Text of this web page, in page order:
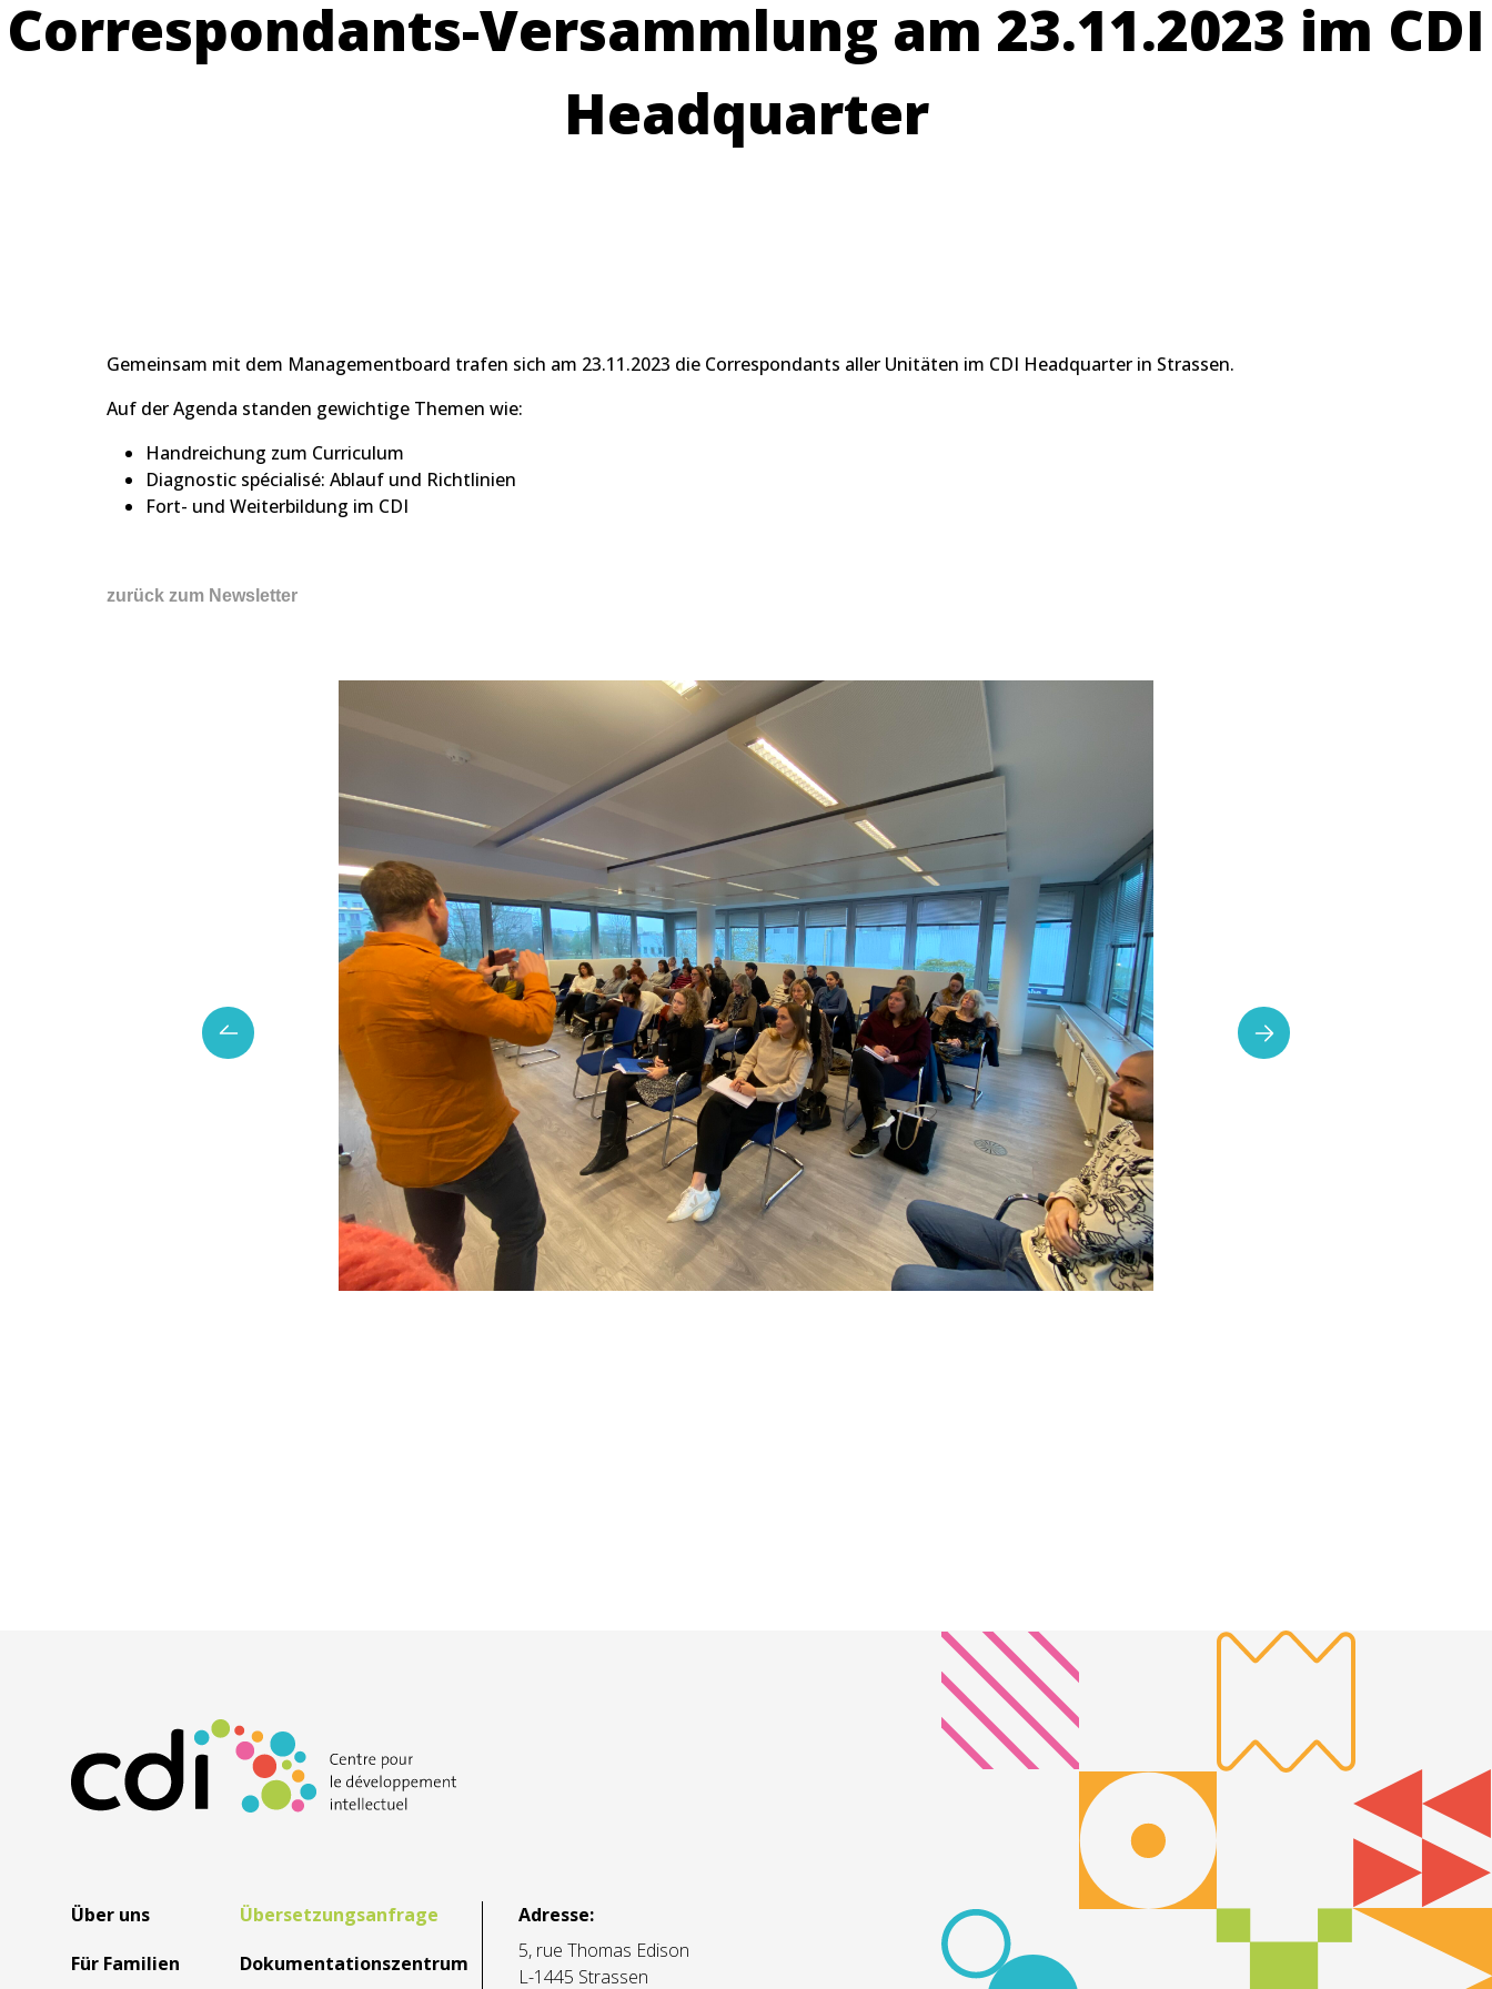
Correspondants-Versammlung am 23.11.2023 im CDI
Headquarter
Gemeinsam mit dem Managementboard trafen sich am 23.11.2023 die Correspondants aller Unitäten im CDI Headquarter in Strassen.
Auf der Agenda standen gewichtige Themen wie:
Handreichung zum Curriculum
Diagnostic spécialisé: Ablauf und Richtlinien
Fort- und Weiterbildung im CDI
zurück zum Newsletter
Über uns
Für Familien
Übersetzungsanfrage
Dokumentationszentrum
Adresse:
5, rue Thomas Edison
L-1445 Strassen